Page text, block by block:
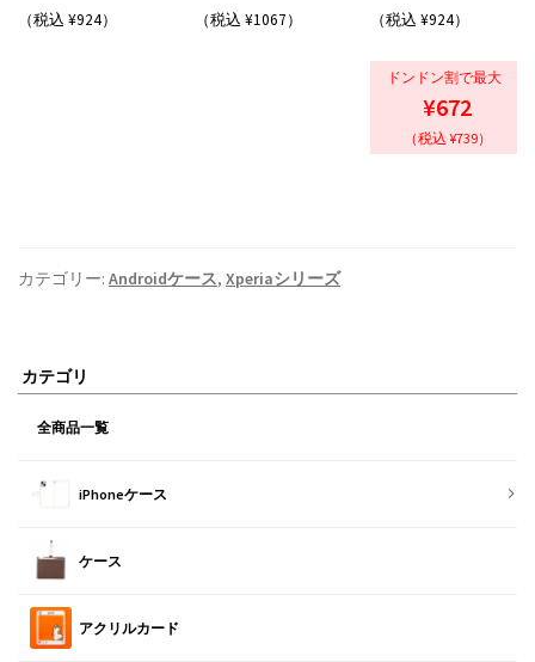
（税込 ¥924） （税込 ¥1067） （税込 ¥924）
ドンドン割で最大
¥672
（税込 ¥739）
カテゴリー: Androidケース, Xperiaシリーズ
カテゴリ
全商品一覧
iPhoneケース
ケース
アクリルカード